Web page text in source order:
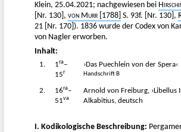
Klein, 25.04.2021; nachgewiesen bei
[Nr. 130], von Murr [1788] S. 93f. [Nr. 130],
21 [Nr. 170]). 1836 wurde der Codex von
von Nagler erworben.
Inhalt:
1. 1ra–
15r
›Das Puechlein von der Spera‹
Handschrift B
2. 16ra–
51va
Arnold von Freiburg, ›Libellus
Alkabitius, deutsch
I. Kodikologische Beschreibung: